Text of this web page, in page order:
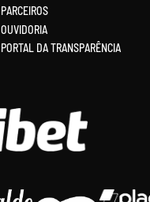
PARCEIROS
OUVIDORIA
PORTAL DA TRANSPARÊNCIA